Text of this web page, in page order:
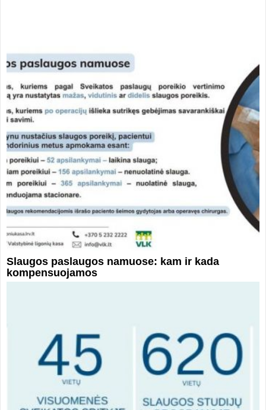
Slaugos paslaugos namuose: kam ir kada
kompensuojamos